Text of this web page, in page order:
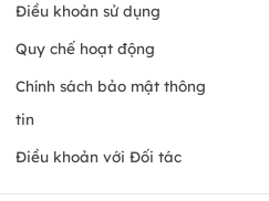
Điều khoản sử dụng
Quy chế hoạt động
Chính sách bảo mật thông
tin
Điều khoản với Đối tác